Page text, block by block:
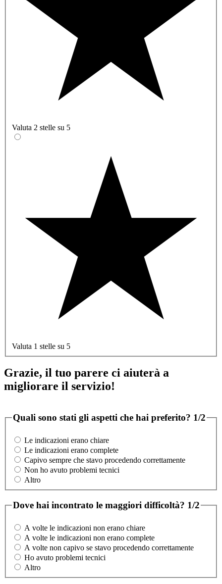
Valuta 2 stelle su 5
Valuta 1 stelle su 5
Grazie, il tuo parere ci aiuterà a
migliorare il servizio!
Quali sono stati gli aspetti che hai preferito? 1/2
Le indicazioni erano chiare
Le indicazioni erano complete
Capivo sempre che stavo procedendo correttamente
Non ho avuto problemi tecnici
Altro
Dove hai incontrato le maggiori difficoltà? 1/2
A volte le indicazioni non erano chiare
A volte le indicazioni non erano complete
A volte non capivo se stavo procedendo correttamente
Ho avuto problemi tecnici
Altro